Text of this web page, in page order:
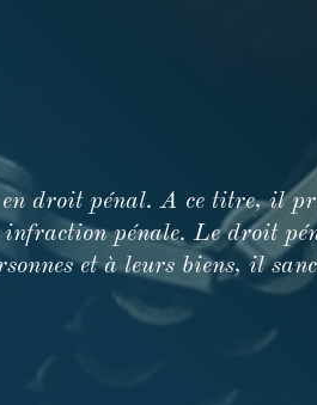
droit pénal. A ce titre, il
infraction pénale. Le droit
et à leurs biens, il